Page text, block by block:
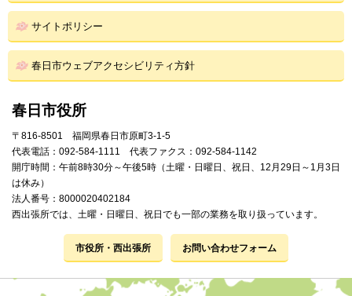
サイトポリシー
春日市ウェブアクセシビリティ方針
春日市役所
〒816-8501 福岡県春日市原町3-1-5
代表電話：092-584-1111 代表ファクス：092-584-1142
開庁時間：午前8時30分～午後5時（土曜・日曜日、祝日、12月29日～1月3日
は休み）
法人番号：8000020402184
西出張所では、土曜・日曜日、祝日でも一部の業務を取り扱っています。
市役所・西出張所 お問い合わせフォーム